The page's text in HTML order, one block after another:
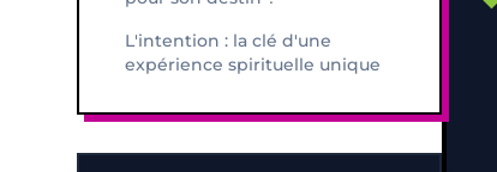
L'intention : la clé d'une
expérience spirituelle unique